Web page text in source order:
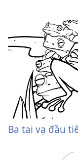
Ba tai vạ đầu